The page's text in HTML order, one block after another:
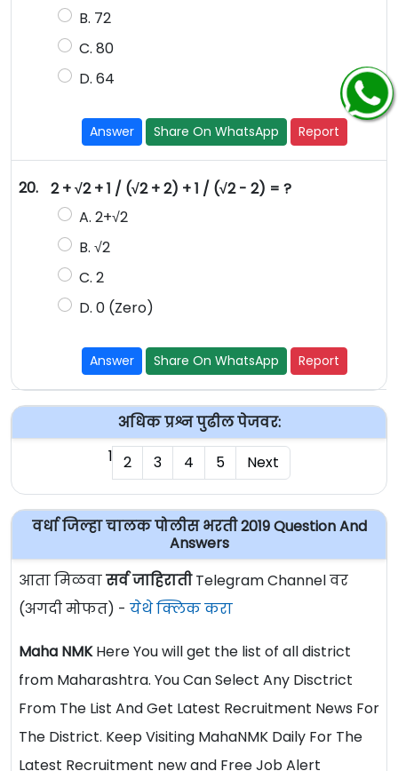
B. 72
C. 80
D. 64
Answer Share On WhatsApp Report
20.
2 + √2 + 1 / (√2 + 2) + 1 / (√2 - 2) = ?
A. 2+√2
B. √2
C. 2
D. 0 (Zero)
Answer Share On WhatsApp Report
अधिक प्रश्न पुढील पेजवर:
1 2 3 4 5 Next
वर्धा जिल्हा चालक पोलीस भरती 2019 Question And
Answers
आता मिळवासर्व जाहिरातीTelegram Channel वर
(अगदी मोफत) - येथे क्लिक करा
Maha NMKHere You will get the list of all district
from Maharashtra. You Can Select Any Disctrict
From The List And Get Latest Recruitment News For
The District. Keep Visiting MahaNMK Daily For The
Latest Recruitment new and Free Job Alert